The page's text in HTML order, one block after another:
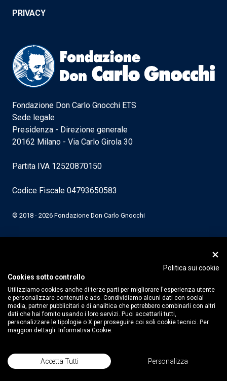
PRIVACY
Fondazione Don Carlo Gnocchi ETS
Sede legale
Presidenza - Direzione generale
20162 Milano - Via Carlo Girola 30
Partita IVA 12520870150
Codice Fiscale 04793650583
© 2018 - 2026 Fondazione Don Carlo Gnocchi
Politica sui cookie
Cookies sotto controllo
Utilizziamo cookies anche di terze parti per migliorare l'esperienza utente
e personalizzare contenuti e ads. Condividiamo alcuni dati con social
media, partner pubblicitari e di analitica che potrebbero combinarli con altri
dati che hai fornito usando i loro servizi. Puoi accettarli tutti,
personalizzare le tipologie o X per proseguire coi soli cookie tecnici. Per
maggiori dettagli: Informativa Cookie.
Accetta Tutti Personalizza